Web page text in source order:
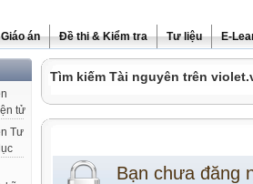
Giáo án Đề thi & Kiểm tra Tư liệu E-
Tìm kiếm Tài nguyên trên
Bạn chưa đăng